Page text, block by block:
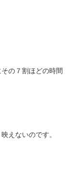
の７割ほどの時間
えないのです。